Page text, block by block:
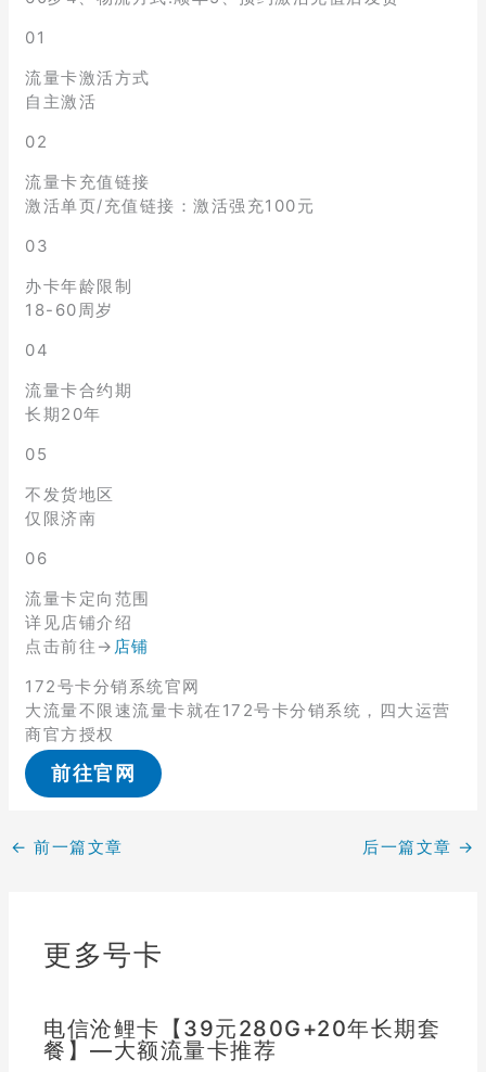
01
流量卡激活方式
自主激活
02
流量卡充值链接
激活单页/充值链接：激活强充100元
03
办卡年龄限制
18-60周岁
04
流量卡合约期
长期20年
05
不发货地区
仅限济南
06
流量卡定向范围
详见店铺介绍
点击前往→ 店铺
172号卡分销系统官网
大流量不限速流量卡就在172号卡分销系统，四大运营
商官方授权
前往官网
← 前一篇文章 后一篇文章 →
更多号卡
电信沧鲤卡【39元280G+20年长期套
餐】—大额流量卡推荐